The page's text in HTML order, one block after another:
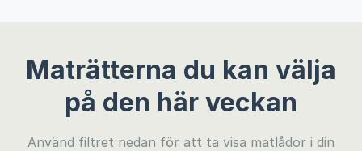
Maträtterna du kan välja
på den här veckan
Använd filtret nedan för att ta visa matlådor i din